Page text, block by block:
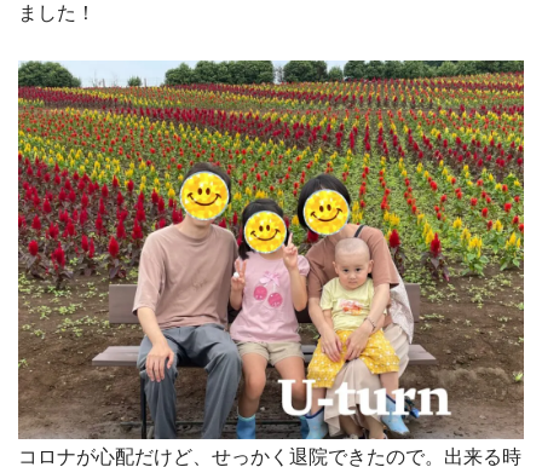
ました！
コロナが心配だけど、せっかく退院できたので。出来る時